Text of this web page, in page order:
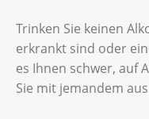
Trinken Sie keinen
erkrankt sind oder
es Ihnen schwer, auf
Sie mit jemandem